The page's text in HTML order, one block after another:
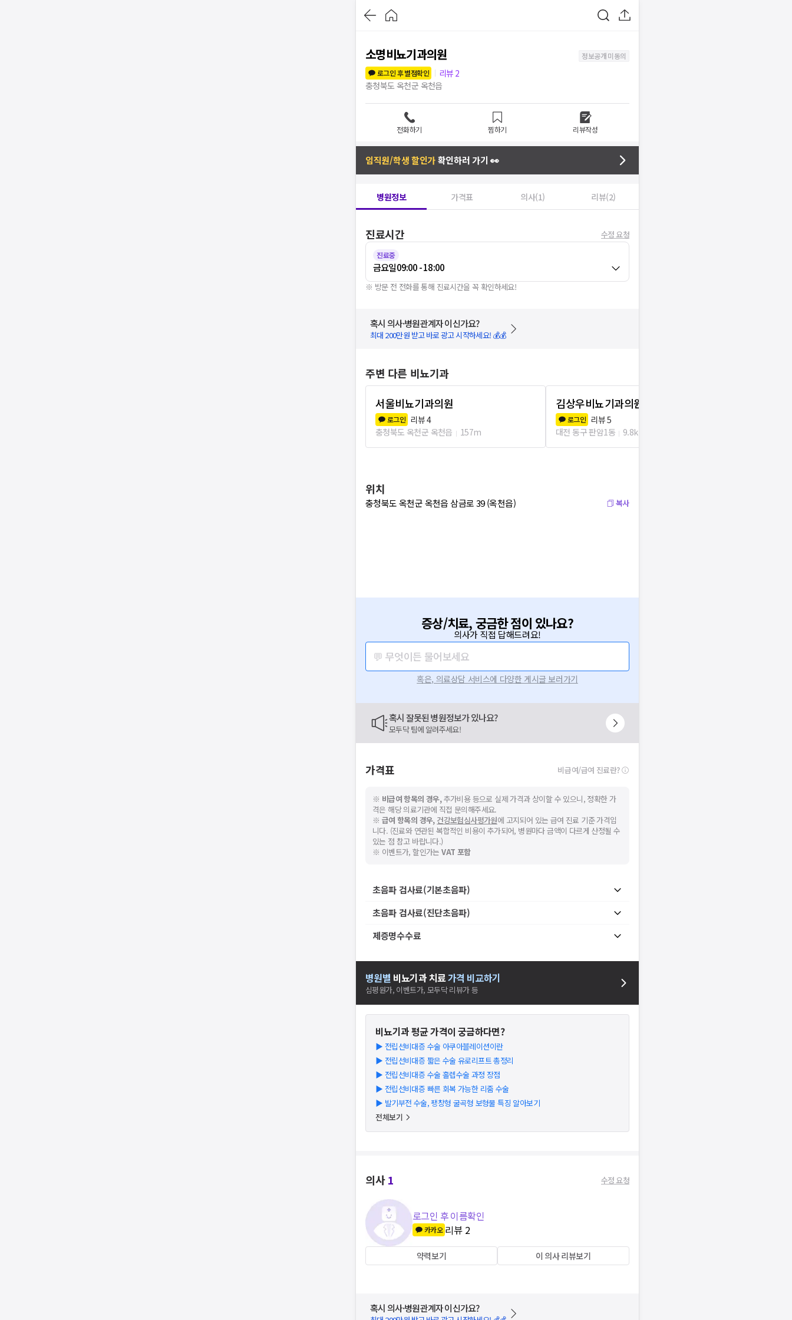
소명비뇨기과의원
정보공개 미동의
로그인 후 별점확인
리뷰 2
충청북도 옥천군 옥천읍
전화하기 찜하기 리뷰작성
임직원/학생 할인가확인하러 가기 👀
병원정보 가격표 의사(1) 리뷰(2)
진료시간 수정 요청
진료중
금요일09:00 - 18:00
※ 방문 전 전화를 통해 진료시간을 꼭 확인하세요!
혹시 의사·병원관계자 이신가요?
최대 200만원 받고 바로 광고 시작하세요! 💰💰
주변 다른 비뇨기과
서울비뇨기과의원
로그인 리뷰4
충청북도 옥천군 옥천읍
157m
김상우비뇨기과의원
로그인 리뷰5
대전 동구 판암1동
9.8km
위치
충청북도 옥천군 옥천읍 삼금로 39 (옥천읍) 복사
증상/치료, 궁금한 점이 있나요?
의사가 직접 답해드려요!
💬 무엇이든 물어보세요
혹은, 의료상담 서비스에 다양한 게시글 보러가기
혹시 잘못된 병원정보가 있나요?
모두닥 팀에 알려주세요!
가격표 비급여/급여 진료란?
※ 비급여 항목의 경우,추가비용 등으로 실제 가격과 상이할 수 있으니, 정확한 가
격은 해당 의료기관에 직접 문의해주세요.
※ 급여 항목의 경우, 건강보험심사평가원에 고지되어 있는 급여 진료 기준 가격입
니다. (진료와 연관된 복합적인 비용이 추가되어, 병원마다 금액이 다르게 산정될 수
있는 점 참고 바랍니다.)
※ 이벤트가, 할인가는VAT 포함
초음파 검사료(기본초음파)
초음파 검사료(진단초음파)
제증명수수료
병원별 비뇨기과치료가격 비교하기
심평원가, 이벤트가, 모두닥 리뷰가 등
비뇨기과평균 가격이 궁금하다면?
▶ 전립선비대증 수술 아쿠아블레이션이란
▶ 전립선비대증 짧은 수술 유로리프트 총정리
▶ 전립선비대증 수술 홀렙수술 과정 장점
▶ 전립선비대증 빠른 회복 가능한 리줌 수술
▶ 발기부전 수술, 팽창형 굴곡형 보형물 특징 알아보기
전체보기
의사1 수정 요청
로그인 후 이름확인
카카오 리뷰 2
약력보기 이 의사 리뷰보기
혹시 의사·병원관계자 이신가요?